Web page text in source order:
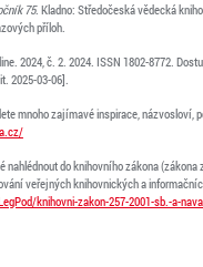
75. Kladno: Středočeská vědecká
příloh.
2024, č. 2. 2024. ISSN 1802-8772.
2025-03-06].
mnoho zajímavé inspirace, názvosloví,
nahlédnout do knihovního zákona (zákona
veřejných knihovnických a
knihovni-zakon-257-2001-sb.-a-